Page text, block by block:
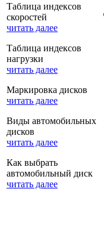
Таблица индексов
скоростей
читать далее
Таблица индексов
нагрузки
читать далее
Маркировка дисков
читать далее
Виды автомобильных
дисков
читать далее
Как выбрать
автомобильный диск
читать далее